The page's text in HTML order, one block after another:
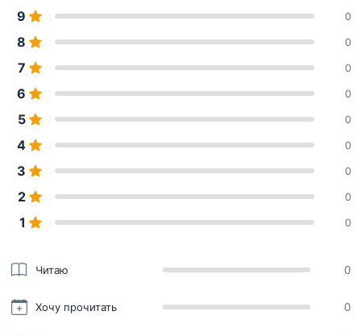
9 0
8 0
7 0
6 0
5 0
4 0
3 0
2 0
1 0
Читаю 0
Хочу прочитать 0